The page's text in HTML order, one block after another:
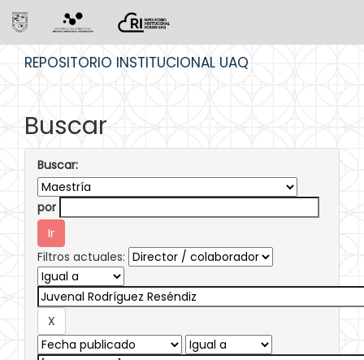
REPOSITORIO INSTITUCIONAL UAQ
Buscar
Buscar:
por
Filtros actuales: